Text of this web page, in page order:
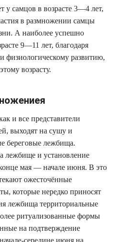
у самцов в возрасте 3—4 лет,
в размножении самцы
А наиболее успешно
9—11 лет, благодаря
физиологическому развитию,
возрасту.
и все представители
выходят на сушу и
береговые лежбища.
лежбище и установление
мая — начале июня. В это
ожесточённые
которые нередко приносят
лежбища территориальные
ритуализованные формы
на подтверждение